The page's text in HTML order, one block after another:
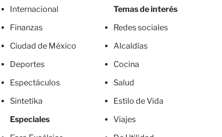
Internacional
Finanzas
Ciudad de México
Deportes
Espectáculos
Sintetika
Especiales
Temas de interés
Redes sociales
Alcaldías
Cocina
Salud
Estilo de Vida
Viajes